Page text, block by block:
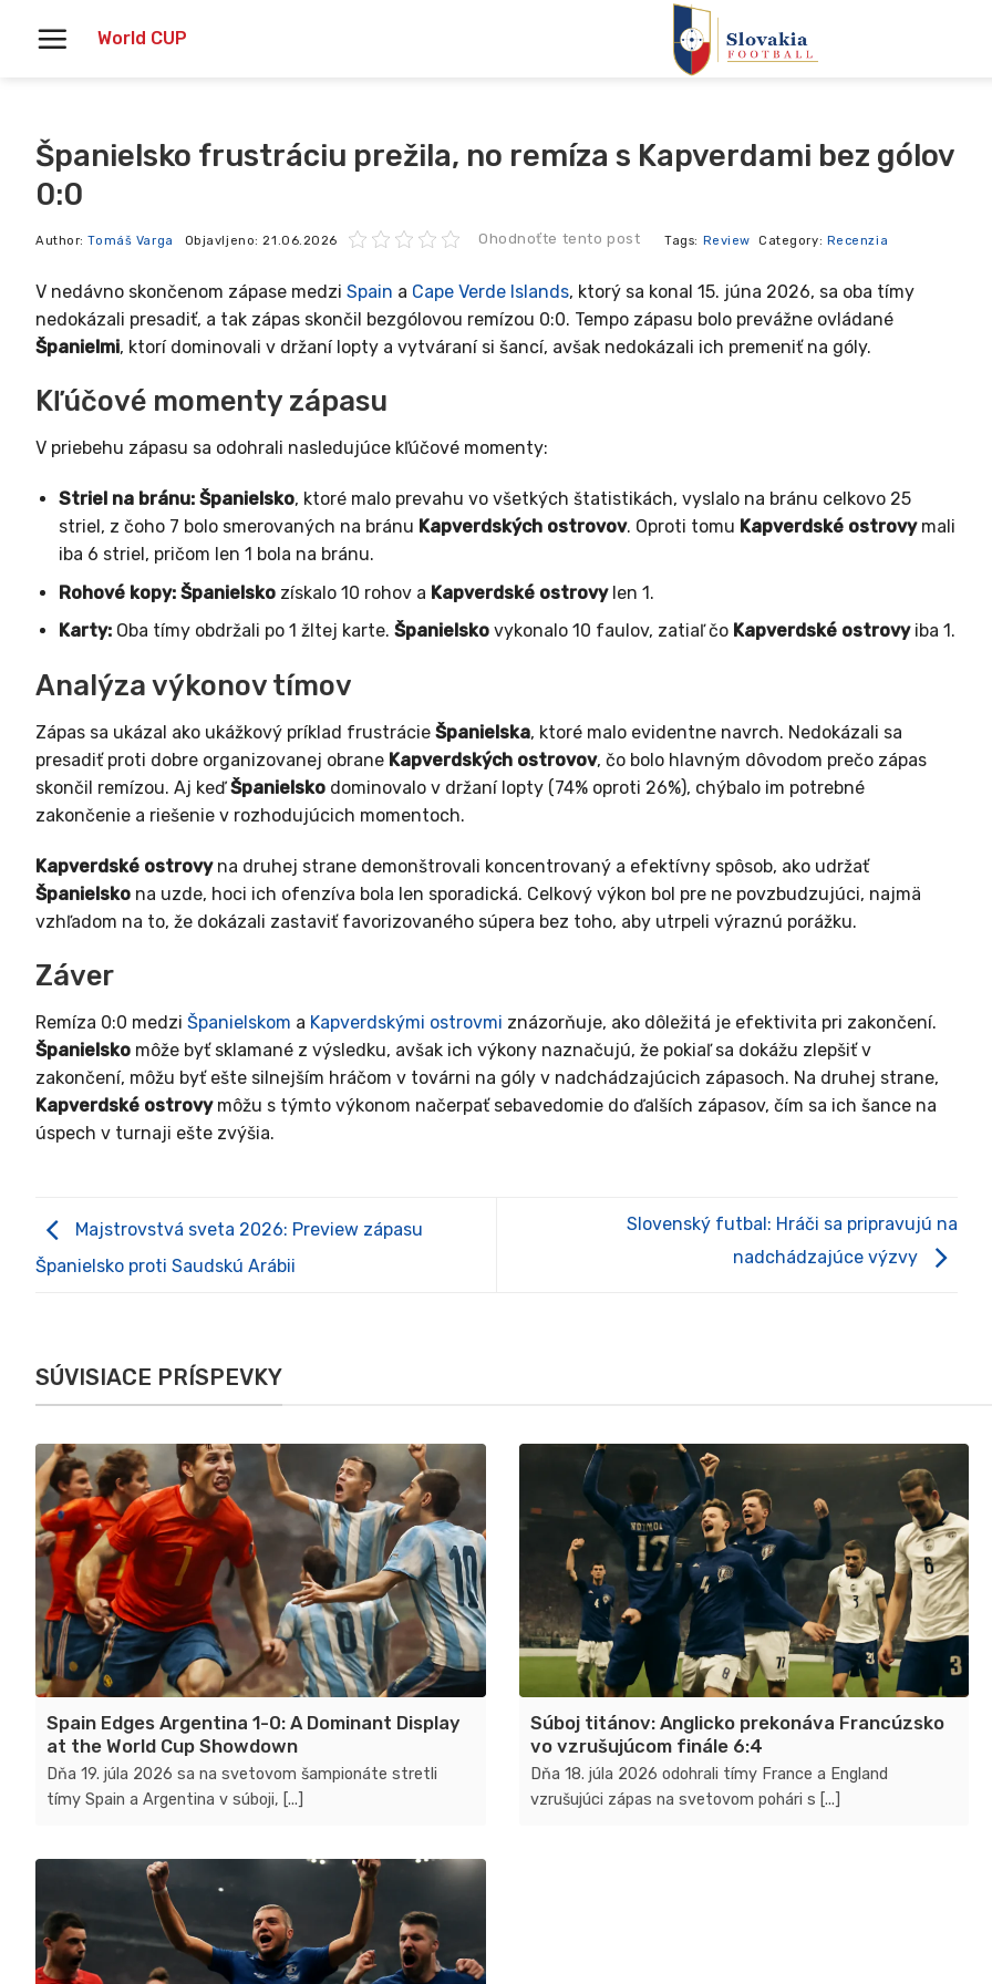
World CUP
Španielsko frustráciu prežila, no remíza s Kapverdami bez gólov
0:0
Author:Tomáš Varga Objavljeno: 21.06.2026 Ohodnoťte tento post Tags: Review Category: Recenzia
V nedávno skončenom zápase medzi Spain a Cape Verde Islands, ktorý sa konal 15. júna 2026, sa oba tímy
nedokázali presadiť, a tak zápas skončil bezgólovou remízou 0:0. Tempo zápasu bolo prevážne ovládané
Španielmi, ktorí dominovali v držaní lopty a vytváraní si šancí, avšak nedokázali ich premeniť na góly.
Kľúčové momenty zápasu
V priebehu zápasu sa odohrali nasledujúce kľúčové momenty:
Striel na bránu: Španielsko, ktoré malo prevahu vo všetkých štatistikách, vyslalo na bránu celkovo 25
striel, z čoho 7 bolo smerovaných na bránu Kapverdských ostrovov. Oproti tomu Kapverdské ostrovymali
iba 6 striel, pričom len 1 bola na bránu.
Rohové kopy: Španielskozískalo 10 rohov a Kapverdské ostrovylen 1.
Karty:Oba tímy obdržali po 1 žltej karte. Španielskovykonalo 10 faulov, zatiaľ čo Kapverdské ostrovyiba 1.
Analýza výkonov tímov
Zápas sa ukázal ako ukážkový príklad frustrácie Španielska, ktoré malo evidentne navrch. Nedokázali sa
presadiť proti dobre organizovanej obrane Kapverdských ostrovov, čo bolo hlavným dôvodom prečo zápas
skončil remízou. Aj keďŠpanielsko dominovalo v držaní lopty (74% oproti 26%), chýbalo im potrebné
zakončenie a riešenie v rozhodujúcich momentoch.
Kapverdské ostrovyna druhej strane demonštrovali koncentrovaný a efektívny spôsob, ako udržať
Španielsko na uzde, hoci ich ofenzíva bola len sporadická. Celkový výkon bol pre ne povzbudzujúci, najmä
vzhľadom na to, že dokázali zastaviť favorizovaného súpera bez toho, aby utrpeli výraznú porážku.
Záver
Remíza 0:0 medzi Španielskom a Kapverdskými ostrovmi znázorňuje, ako dôležitá je efektivita pri zakončení.
Španielsko môže byť sklamané z výsledku, avšak ich výkony naznačujú, že pokiaľ sa dokážu zlepšiť v
zakončení, môžu byť ešte silnejším hráčom v továrni na góly v nadchádzajúcich zápasoch. Na druhej strane,
Kapverdské ostrovymôžu s týmto výkonom načerpať sebavedomie do ďalších zápasov, čím sa ich šance na
úspech v turnaji ešte zvýšia.
Majstrovstvá sveta 2026: Preview zápasu
Španielsko proti Saudskú Arábii
Slovenský futbal: Hráči sa pripravujú na
nadchádzajúce výzvy
SÚVISIACE PRÍSPEVKY
Spain Edges Argentina 1-0: A Dominant Display
at the World Cup Showdown
Dňa 19. júla 2026 sa na svetovom šampionáte stretli
tímy Spain a Argentina v súboji, [...]
Súboj titánov: Anglicko prekonáva Francúzsko
vo vzrušujúcom finále 6:4
Dňa 18. júla 2026 odohrali tímy France a England
vzrušujúci zápas na svetovom pohári s [...]